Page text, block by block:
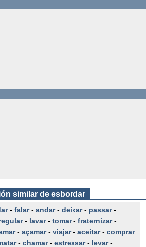
similar de esbordar
- falar- andar- deixar- passar-
regular- lavar- tomar- fraternizar-
- açamar- viajar- aceitar- comprar
- chamar- estressar- levar-